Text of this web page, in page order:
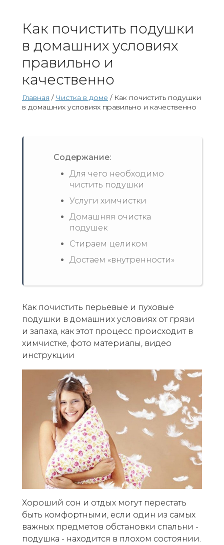
Как почистить подушки
в домашних условиях
правильно и
качественно
Главная / Чистка в доме / Как почистить подушки
в домашних условиях правильно и качественно
Содержание:
Для чего необходимо
чистить подушки
Услуги химчистки
Домашняя очистка
подушек
Стираем целиком
Достаем «внутренности»
Как почистить перьевые и пуховые
подушки в домашних условиях от грязи
и запаха, как этот процесс происходит в
химчистке, фото материалы, видео
инструкции
Хороший сон и отдых могут перестать
быть комфортными, если один из самых
важных предметов обстановки спальни -
подушка - находится в плохом состоянии.